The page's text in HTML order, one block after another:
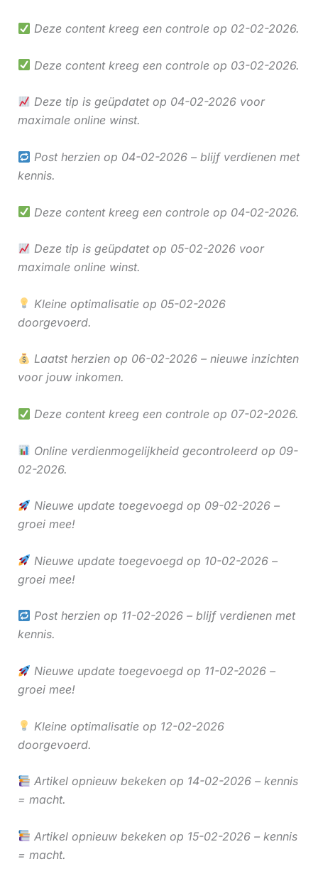
Deze content kreeg een controle op 02-02-2026.
Deze content kreeg een controle op 03-02-2026.
Deze tip is geüpdatet op 04-02-2026 voor
maximale online winst.
Post herzien op 04-02-2026 – blijf verdienen met
kennis.
Deze content kreeg een controle op 04-02-2026.
Deze tip is geüpdatet op 05-02-2026 voor
maximale online winst.
Kleine optimalisatie op 05-02-2026
doorgevoerd.
Laatst herzien op 06-02-2026 – nieuwe inzichten
voor jouw inkomen.
Deze content kreeg een controle op 07-02-2026.
Online verdienmogelijkheid gecontroleerd op 09-
02-2026.
Nieuwe update toegevoegd op 09-02-2026 –
groei mee!
Nieuwe update toegevoegd op 10-02-2026 –
groei mee!
Post herzien op 11-02-2026 – blijf verdienen met
kennis.
Nieuwe update toegevoegd op 11-02-2026 –
groei mee!
Kleine optimalisatie op 12-02-2026
doorgevoerd.
Artikel opnieuw bekeken op 14-02-2026 – kennis
= macht.
Artikel opnieuw bekeken op 15-02-2026 – kennis
= macht.